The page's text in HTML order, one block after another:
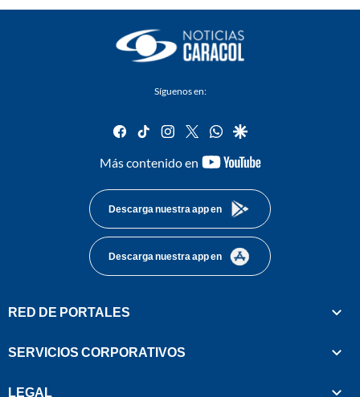
Síguenos en:
facebook
tiktok instagram
twitterwhatsapp
google
Más contenido en
youtube-
Descarga nuestra app en
Descarga nuestra app en
RED DE PORTALES
SERVICIOS CORPORATIVOS
LEGAL